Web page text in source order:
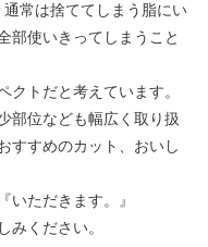
常は捨ててしまう脂にい
部使いきってしまうこと
クトだと考えています。
部位なども幅広く取り扱
すすめのカット、おいし
いただきます。』
みください。